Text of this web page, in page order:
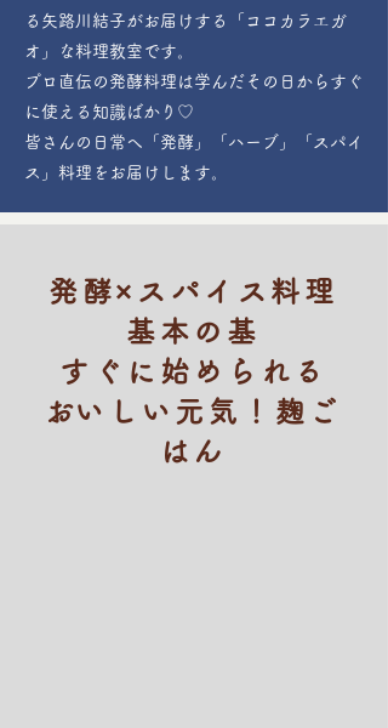
る矢路川結子がお届けする「ココカラエガ
オ」な料理教室です。
プロ直伝の発酵料理は学んだその日からすぐ
に使える知識ばかり♡
​皆さんの日常へ「発酵」「ハーブ」「スパイ
ス」料理をお届けします。
発酵×スパイス料理
基本の基
すぐに始められる
​おいしい元気！麹ご
はん